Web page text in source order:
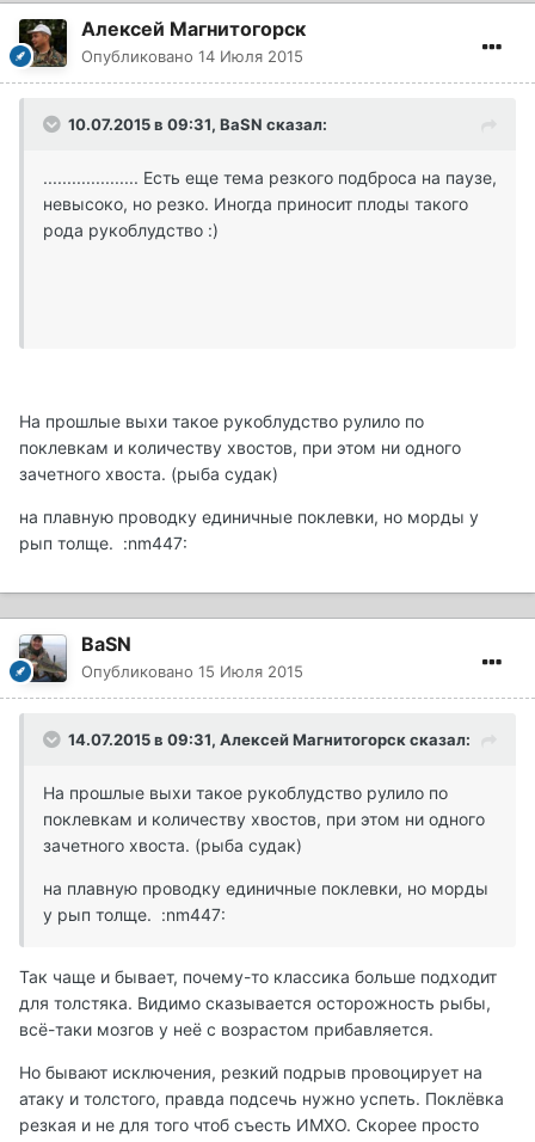
Алексей Магнитогорск
Опубликовано 14 Июля 2015
10.07.2015 в 09:31, BaSN сказал:
.................... Есть еще тема резкого подброса на паузе,
невысоко, но резко. Иногда приносит плоды такого
рода рукоблудство :)
На прошлые выхи такое рукоблудство рулило по
поклевкам и количеству хвостов, при этом ни одного
зачетного хвоста. (рыба судак)
на плавную проводку единичные поклевки, но морды у
рып толще. :nm447:
BaSN
Опубликовано 15 Июля 2015
14.07.2015 в 09:31, Алексей Магнитогорск сказал:
На прошлые выхи такое рукоблудство рулило по
поклевкам и количеству хвостов, при этом ни одного
зачетного хвоста. (рыба судак)
на плавную проводку единичные поклевки, но морды
у рып толще. :nm447:
Так чаще и бывает, почему-то классика больше подходит
для толстяка. Видимо сказывается осторожность рыбы,
всё-таки мозгов у неё с возрастом прибавляется.
Но бывают исключения, резкий подрыв провоцирует на
атаку и толстого, правда подсечь нужно успеть. Поклёвка
резкая и не для того чтоб съесть ИМХО. Скорее просто